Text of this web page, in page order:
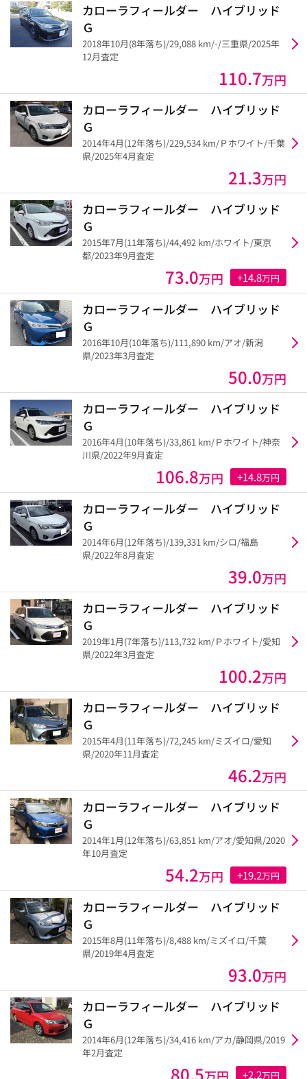
カローラフィールダー ハイブリッド
Ｇ
2018年10月(8年落ち)/29,088 km/-/三重県/2025年
12月査定
110.7万円
カローラフィールダー ハイブリッド
Ｇ
2014年4月(12年落ち)/229,534 km/Ｐホワイト/千葉
県/2025年4月査定
21.3万円
カローラフィールダー ハイブリッド
Ｇ
2015年7月(11年落ち)/44,492 km/ホワイト/東京
都/2023年9月査定
73.0万円 +14.8万円
カローラフィールダー ハイブリッド
Ｇ
2016年10月(10年落ち)/111,890 km/アオ/新潟
県/2023年3月査定
50.0万円
カローラフィールダー ハイブリッド
Ｇ
2016年4月(10年落ち)/33,861 km/Ｐホワイト/神奈
川県/2022年9月査定
106.8万円 +14.8万円
カローラフィールダー ハイブリッド
Ｇ
2014年6月(12年落ち)/139,331 km/シロ/福島
県/2022年8月査定
39.0万円
カローラフィールダー ハイブリッド
Ｇ
2019年1月(7年落ち)/113,732 km/Ｐホワイト/愛知
県/2022年3月査定
100.2万円
カローラフィールダー ハイブリッド
Ｇ
2015年4月(11年落ち)/72,245 km/ミズイロ/愛知
県/2020年11月査定
46.2万円
カローラフィールダー ハイブリッド
Ｇ
2014年1月(12年落ち)/63,851 km/アオ/愛知県/2020
年10月査定
54.2万円 +19.2万円
カローラフィールダー ハイブリッド
Ｇ
2015年8月(11年落ち)/8,488 km/ミズイロ/千葉
県/2019年4月査定
93.0万円
カローラフィールダー ハイブリッド
Ｇ
2014年6月(12年落ち)/34,416 km/アカ/静岡県/2019
年2月査定
80.5万円 +2.2万円